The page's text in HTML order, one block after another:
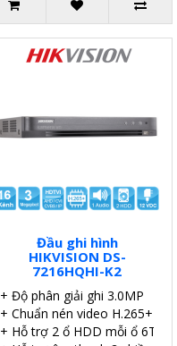
Đầu ghi hình
HIKVISION DS-
7216HQHI-K2
+ Độ phân giải ghi 3.0MP
+ Chuẩn nén video H.265+
+ Hỗ trợ 2 ổ HDD mỗi ổ 6TB.